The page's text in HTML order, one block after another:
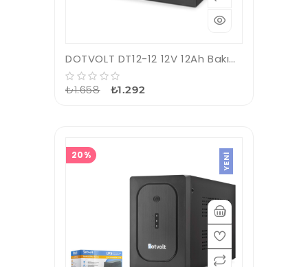
DOTVOLT DT12-12 12V 12Ah Bakımsız Kuru Tip Akü
₺1.658 ₺1.292
20% YENI